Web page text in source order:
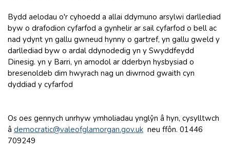
Bydd aelodau o'r cyhoedd a allai ddymuno arsylwi darllediad
byw o drafodion cyfarfod a gynhelir ar sail cyfarfod o bell ac
nad ydynt yn gallu gwneud hynny o gartref, yn gallu gweld y
darllediad byw o ardal ddynodedig yn y Swyddfeydd
Dinesig. yn y Barri, yn amodol ar dderbyn hysbysiad o
bresenoldeb dim hwyrach nag un diwrnod gwaith cyn
dyddiad y cyfarfod
Os oes gennych unrhyw ymholiadau ynglŷn â hyn, cysylltwch
â democratic@valeofglamorgan.gov.uk neu ffôn. 01446
709249